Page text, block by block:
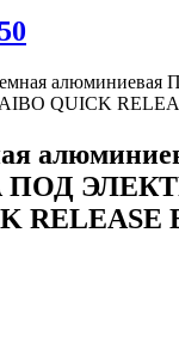
QUICK
RELEASE